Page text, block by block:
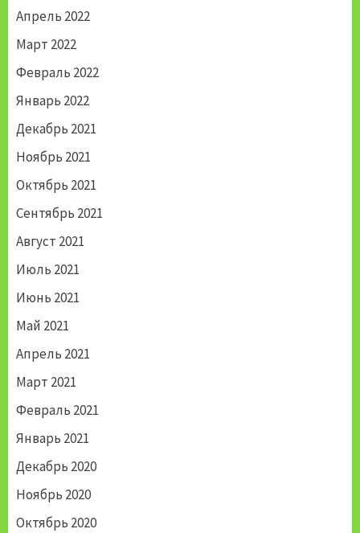
Апрель 2022
Март 2022
Февраль 2022
Январь 2022
Декабрь 2021
Ноябрь 2021
Октябрь 2021
Сентябрь 2021
Август 2021
Июль 2021
Июнь 2021
Май 2021
Апрель 2021
Март 2021
Февраль 2021
Январь 2021
Декабрь 2020
Ноябрь 2020
Октябрь 2020